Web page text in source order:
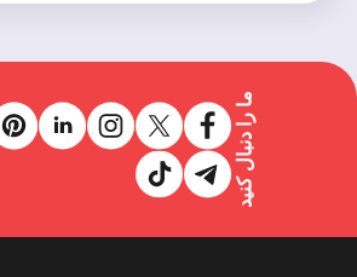
ما را دنبال کنید